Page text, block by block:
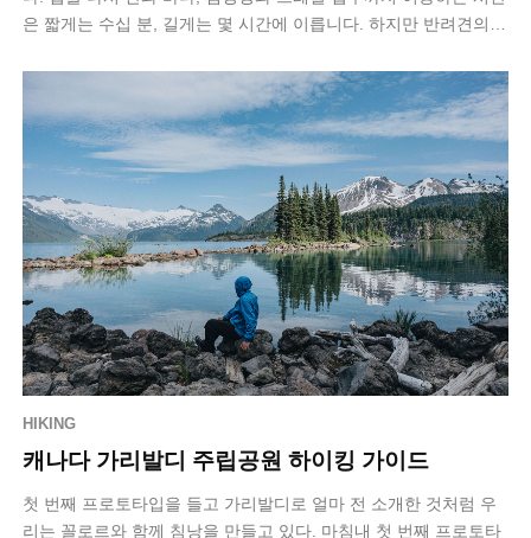
은 짧게는 수십 분, 길게는 몇 시간에 이릅니다. 하지만 반려견의
HIKING
캐나다 가리발디 주립공원 하이킹 가이드
첫 번째 프로토타입을 들고 가리발디로 얼마 전 소개한 것처럼 우
리는 꼴로르와 함께 침낭을 만들고 있다. 마침내 첫 번째 프로토타